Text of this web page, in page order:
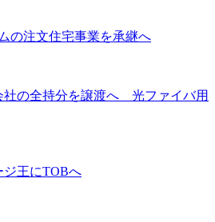
の注文住宅事業を承継へ
社の全持分を譲渡へ 光ファイバ用
ジ王にTOBへ